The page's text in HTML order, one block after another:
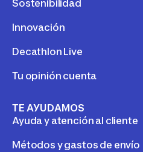
Sostenibilidad
Innovación
Decathlon Live
Tu opinión cuenta
TE AYUDAMOS
Ayuda y atención al cliente
Métodos y gastos de envío